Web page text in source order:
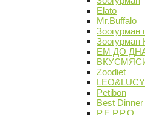
Elato
Mr.Buffalo
Зоогурман
Зоогурман
ЕМ ДО
Zoodiet
LEO&LUCY
Petibon
Best Dinner
P.E.P.P.O.